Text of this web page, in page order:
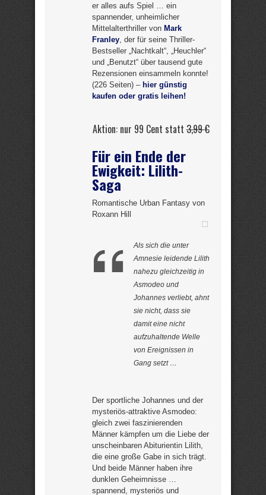
er alles aufs Spiel … ein
spannender, unheimlicher
Mittelalterthriller von Mark
Franley, der für seine Thriller-
Bestseller „Nachtkalt“, „Heuchler“
und „Benutzt“ über tausend gute
Rezensionen einsammeln konnte!
(226 Seiten) – hier günstig
kaufen oder gratis leihen!
Aktion: nur 99 Cent statt3,99 €
Für ein Ende der
Ewigkeit: Lilith-
Saga
Romantische Urban Fantasy von
Roxann Hill
Als sich die unter
Amnesie leidende Lilith
nahezu gleichzeitig in
Asmodeo und
Johannes verliebt, ahnt
sie nicht, dass sie
damit eine nicht
aufzuhaltende Welle
von Ereignissen in
Gang setzt …
Der sportliche Johannes und der
mysteriös-attraktive Asmodeo:
gleich zwei faszinierenden
Männer kämpfen um die Liebe der
unscheinbaren Abiturientin Lilith,
die eine große Gabe in sich trägt.
Und beide Männer haben ihre
dunklen Geheimnisse …
spannend, mysteriös und